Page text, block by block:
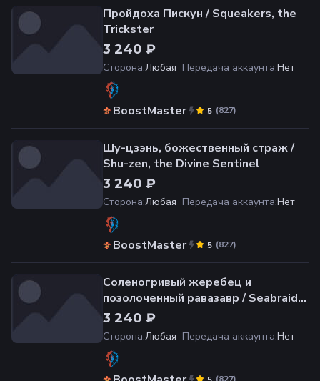
Пройдоха Пискун / Squeakers, the
Trickster
3 240 ₽
Сторона:Любая Передача аккаунта:Нет
BoostMaster (827)
5
Шу-цзэнь, божественный страж /
Shu-zen, the Divine Sentinel
3 240 ₽
Сторона:Любая Передача аккаунта:Нет
BoostMaster (827)
5
Соленогривый жеребец и
позолоченный равазавр / Seabraid
Stallion and Gilded Ravasaur
3 240 ₽
Сторона:Любая Передача аккаунта:Нет